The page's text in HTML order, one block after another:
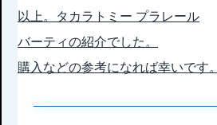
以上。タカラトミー プラレール
バーティの紹介でした。
購入などの参考になれば幸いです。